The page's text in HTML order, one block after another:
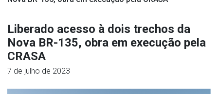
Liberado acesso à dois trechos da
Nova BR-135, obra em execução pela
CRASA
7 de julho de 2023